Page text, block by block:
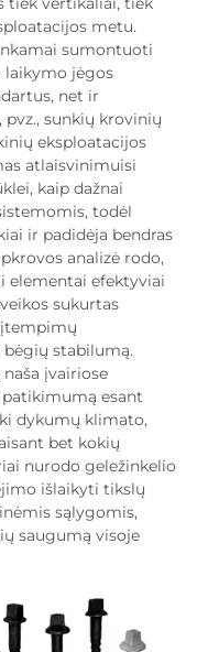
metu.
sumontuoti
laikymo jėgos
net ir
sunkių krovinių
eksploatacijos
atlaisvinimuisi
kaip dažnai
todėl
ir padidėja bendras
analizė rodo,
elementai efektyviai
sukurtas
stabilumą.
įvairiose
esant
dykumų klimato,
bet kokių
nurodo geležinkelio
išlaikyti tikslų
sąlygomis,
saugumą visoje